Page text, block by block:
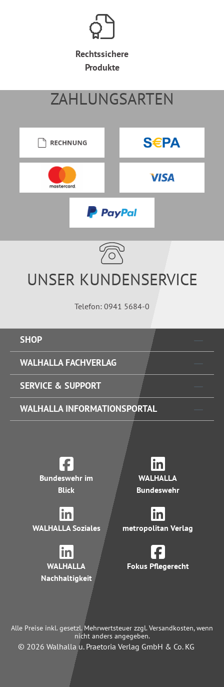
Rechtssichere
Produkte
ZAHLUNGSARTEN
UNSER KUNDENSERVICE
Telefon: 0941 5684-0
SHOP
WALHALLA FACHVERLAG
SERVICE & SUPPORT
WALHALLA INFORMATIONSPORTAL
Bundeswehr im
Blick
WALHALLA
Bundeswehr
WALHALLA Soziales metropolitan Verlag
WALHALLA
Nachhaltigkeit
Fokus Pflegerecht
Alle Preise inkl. gesetzl. Mehrwertsteuer zzgl. Versandkosten, wenn
nicht anders angegeben.
© 2026 Walhalla u. Praetoria Verlag GmbH & Co. KG